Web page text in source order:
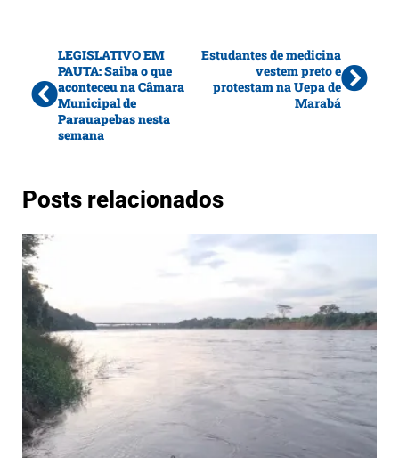
LEGISLATIVO EM
PAUTA: Saiba o que
aconteceu na Câmara
Municipal de
Parauapebas nesta
semana
Estudantes de medicina
vestem preto e
protestam na Uepa de
Marabá
Posts relacionados